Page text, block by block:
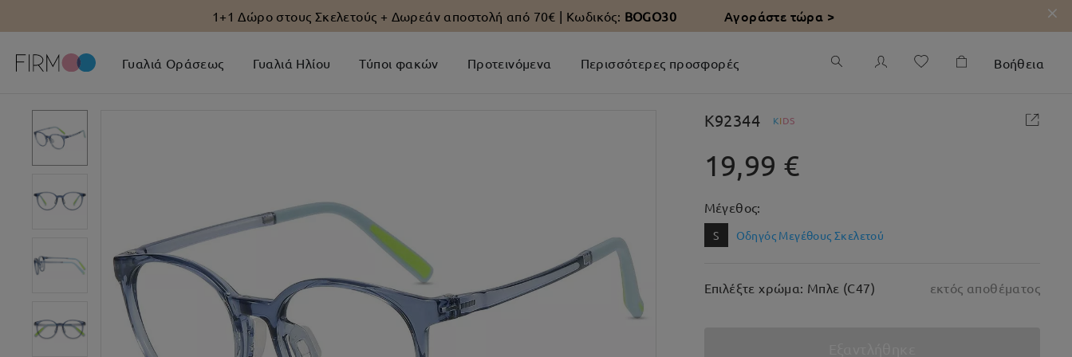
1+1 Δώρο στους Σκελετούς + Δωρεάν αποστολή από 70€ | Κωδικός: BOGO30 Αγοράστε τώρα >
Γυαλιά Οράσεως Γυαλιά Ηλίου Τύποι φακών Προτεινόμενα Περισσότερες προσφορές Βοήθεια
K92344 KIDS
19,99 €
Μέγεθος:
S Οδηγός Μεγέθους Σκελετού
Επιλέξτε χρώμα: Μπλε (C47) εκτός αποθέματος